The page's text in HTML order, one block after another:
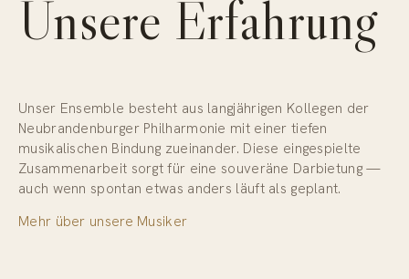
Unsere Erfahrung
Unser Ensemble besteht aus langjährigen Kollegen der
Neubrandenburger Philharmonie mit einer tiefen
musikalischen Bindung zueinander. Diese eingespielte
Zusammenarbeit sorgt für eine souveräne Darbietung —
auch wenn spontan etwas anders läuft als geplant.
Mehr über unsere Musiker